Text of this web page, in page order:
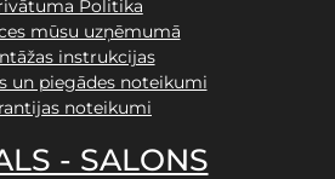
Politika
mūsu uzņēmumā
instrukcijas
un piegādes noteikumi
noteikumi
- SALONS